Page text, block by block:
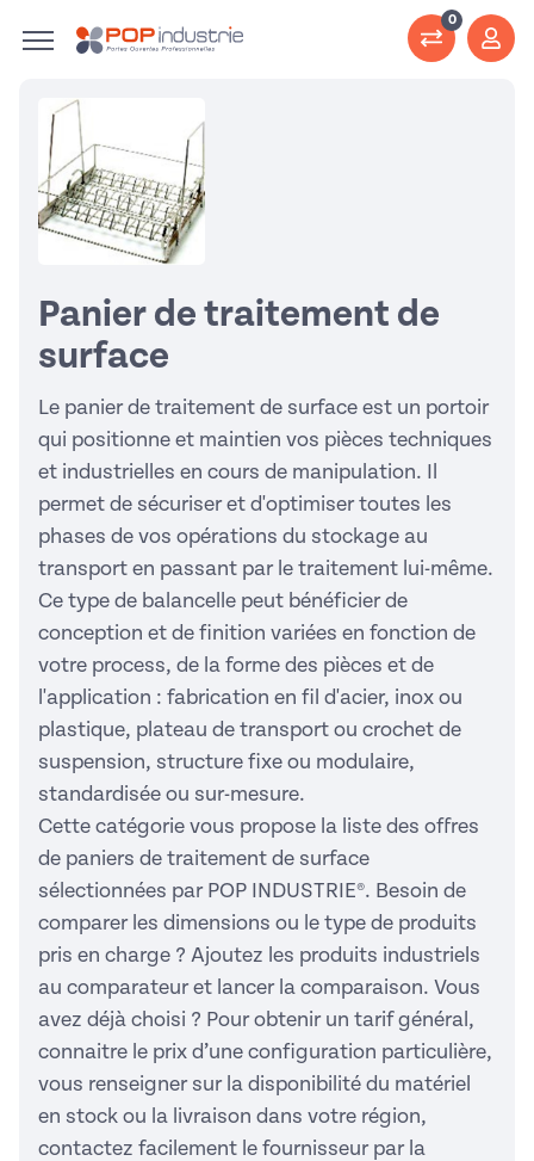
0
Panier de traitement de
surface
Le panier de traitement de surface est un portoir
qui positionne et maintien vos pièces techniques
et industrielles en cours de manipulation. Il
permet de sécuriser et d'optimiser toutes les
phases de vos opérations du stockage au
transport en passant par le traitement lui-même.
Ce type de balancelle peut bénéficier de
conception et de finition variées en fonction de
votre process, de la forme des pièces et de
l'application : fabrication en fil d'acier, inox ou
plastique, plateau de transport ou crochet de
suspension, structure fixe ou modulaire,
standardisée ou sur-mesure.
Cette catégorie vous propose la liste des offres
de paniers de traitement de surface
sélectionnées par POP INDUSTRIE®. Besoin de
comparer les dimensions ou le type de produits
pris en charge ? Ajoutez les produits industriels
au comparateur et lancer la comparaison. Vous
avez déjà choisi ? Pour obtenir un tarif général,
connaitre le prix d’une configuration particulière,
vous renseigner sur la disponibilité du matériel
en stock ou la livraison dans votre région,
contactez facilement le fournisseur par la